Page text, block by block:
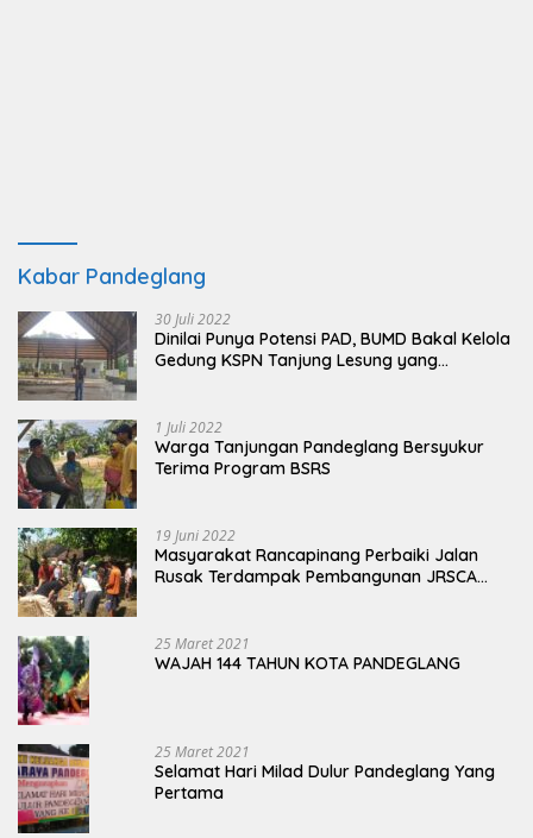
Kabar Pandeglang
30 Juli 2022
Dinilai Punya Potensi PAD, BUMD Bakal Kelola
Gedung KSPN Tanjung Lesung yang
1 Juli 2022
Warga Tanjungan Pandeglang Bersyukur
Terima Program BSRS
19 Juni 2022
Masyarakat Rancapinang Perbaiki Jalan
Rusak Terdampak Pembangunan JRSCA
25 Maret 2021
WAJAH 144 TAHUN KOTA PANDEGLANG
25 Maret 2021
Selamat Hari Milad Dulur Pandeglang Yang
Pertama